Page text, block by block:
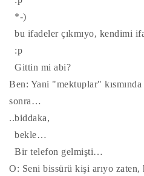
*-)
bu ifadeler çıkmıyo, kendimi
:p
Gittin mi abi?
Ben: Yani "mektuplar" kısmında
sonra…
..biddaka,
bekle…
Bir telefon gelmişti…
O: Seni bissürü kişi arıyo